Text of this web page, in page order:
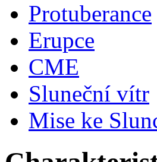
Protuberance
Erupce
CME
Sluneční vítr
Mise ke